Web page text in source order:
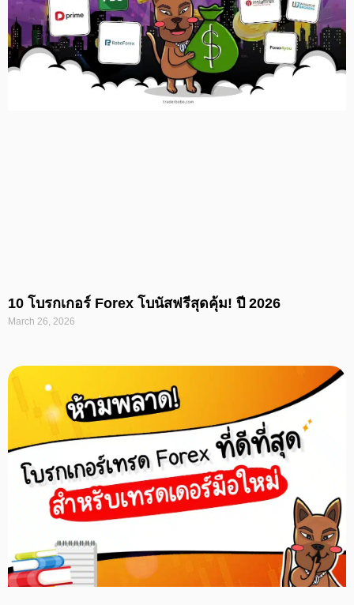
10 โบรกเกอร์ Forex โบนัสฟรีสุดคุ้ม! ปี 2026
March 26, 2026